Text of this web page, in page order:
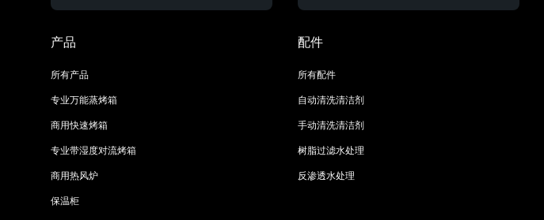
产品
所有产品
专业万能蒸烤箱
商用快速烤箱
专业带湿度对流烤箱
商用热风炉
保温柜
配件
所有配件
自动清洗清洁剂
手动清洗清洁剂
树脂过滤水处理
反渗透水处理